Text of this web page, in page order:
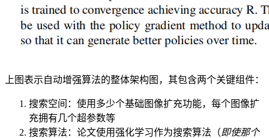
上图表示自动增强算法的整体架构图，其包含两个关键组件：
搜索空间：使用多少个基础图像扩充功能，每个图像扩
充拥有几个超参数等
搜索算法：论文使用强化学习作为搜索算法（即使那个